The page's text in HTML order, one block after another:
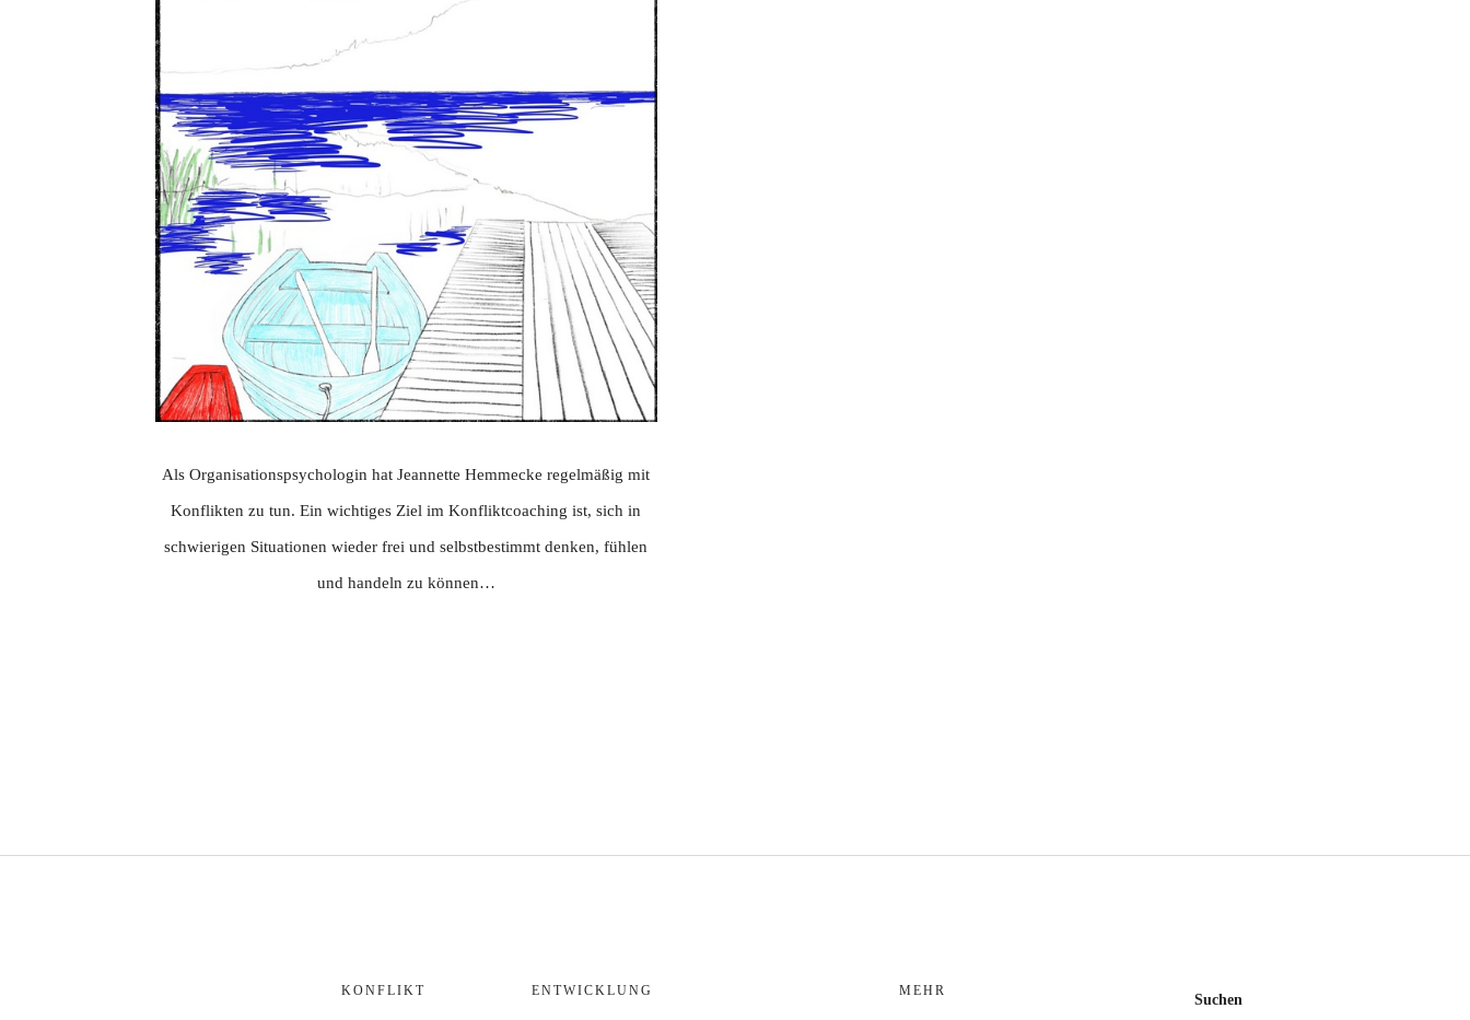
Als Organisationspsychologin hat Jeannette Hemmecke regelmäßig mit
Konflikten zu tun. Ein wichtiges Ziel im Konfliktcoaching ist, sich in
schwierigen Situationen wieder frei und selbstbestimmt denken, fühlen
und handeln zu können…
KONFLIKT ENTWICKLUNG MEHR
Suchen